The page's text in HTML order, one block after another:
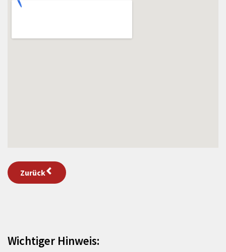
Zurück
Wichtiger Hinweis: